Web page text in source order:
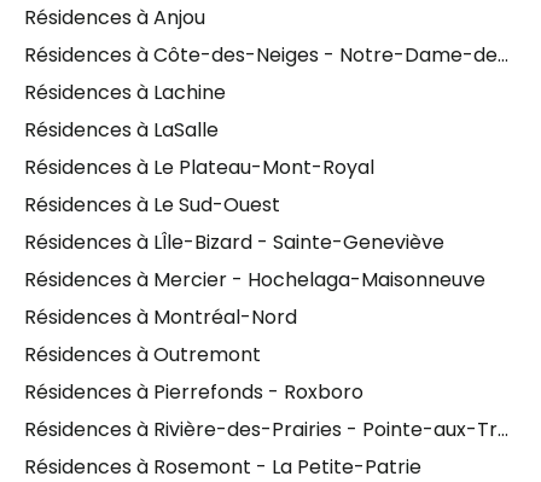
Résidences à Anjou
Résidences à Côte-des-Neiges - Notre-Dame-de-Grâce
Résidences à Lachine
Résidences à LaSalle
Résidences à Le Plateau-Mont-Royal
Résidences à Le Sud-Ouest
Résidences à LÎle-Bizard - Sainte-Geneviève
Résidences à Mercier - Hochelaga-Maisonneuve
Résidences à Montréal-Nord
Résidences à Outremont
Résidences à Pierrefonds - Roxboro
Résidences à Rivière-des-Prairies - Pointe-aux-Trembles
Résidences à Rosemont - La Petite-Patrie